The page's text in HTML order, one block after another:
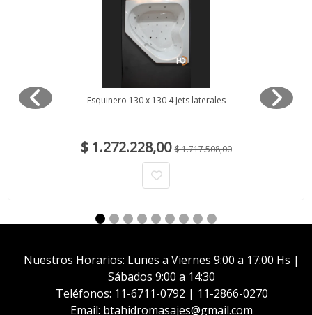
Esquinero 130 x 130 4 Jets laterales
$ 1.272.228,00$ 1.717.508,00
Nuestros Horarios: Lunes a Viernes 9:00 a 17:00 Hs |
Sábados 9:00 a 14:30
Teléfonos: 11-6711-0792 | 11-2866-0270
Email: btahidromasajes@gmail.com